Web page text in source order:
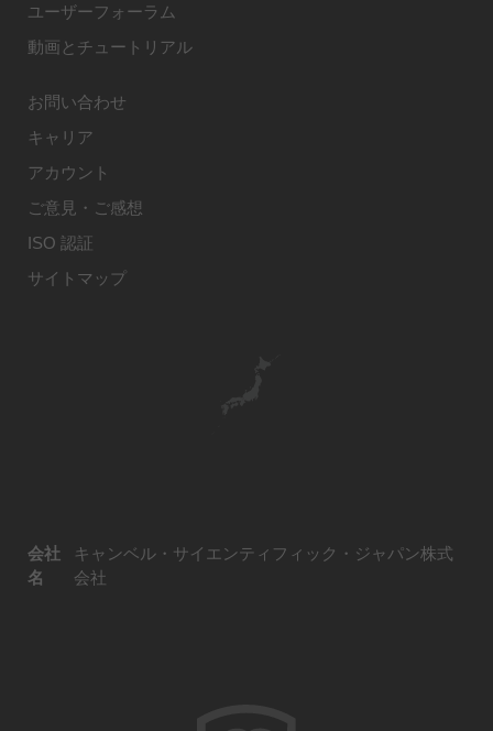
ユーザーフォーラム
動画とチュートリアル
お問い合わせ
キャリア
アカウント
ご意見・ご感想
ISO 認証
サイトマップ
会社
名
キャンベル・サイエンティフィック・ジャパン株式
会社